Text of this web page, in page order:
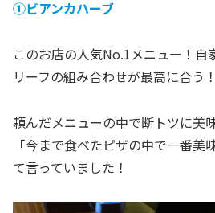
①ビアンカハーブ
このお店の人気No.1メニュー！自
リーフの組み合わせが最高に合う！
頼んだメニューの中で断トツに美
「今まで食べたピザの中で一番美
て言っていました！